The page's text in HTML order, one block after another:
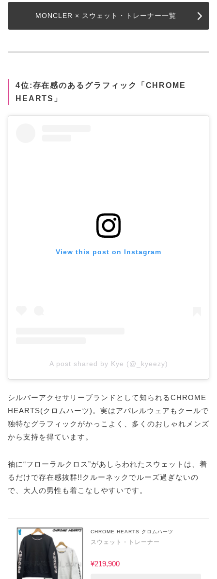
MONCLER × スウェット・トレーナー一覧
4位:存在感のあるグラフィック「CHROME
HEARTS」
View this post on Instagram
A post shared by Kye (@_kyeezy)
シルバーアクセサリーブランドとして知られるCHROME
HEARTS(クロムハーツ)。実はアパレルウェアもクールで
独特なグラフィックがかっこよく、多くのおしゃれメンズ
から支持を得ています。
袖に“フローラルクロス”があしらわれたスウェットは、着
るだけで存在感抜群!!クルーネックでルーズ過ぎないの
で、大人の男性も着こなしやすいです。
CHROME HEARTS クロムハーツ
スウェット・トレーナー
¥219,900